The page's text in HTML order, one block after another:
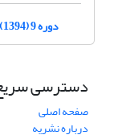
دوره 9 (1394)
دسترسی
صفحه اصلی
درباره نشریه